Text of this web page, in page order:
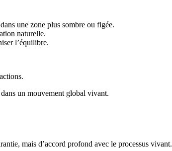
une zone plus sombre ou figée.
naturelle.
l’équilibre.
un mouvement global vivant.
mais d’accord profond avec le processus vivant.